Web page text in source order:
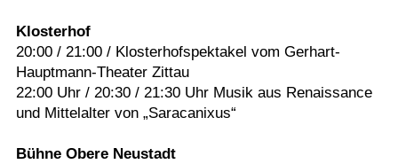
Klosterhof
20:00 / 21:00 / Klosterhofspektakel vom Gerhart-
Hauptmann-Theater Zittau
22:00 Uhr / 20:30 / 21:30 Uhr Musik aus Renaissance
und Mittelalter von „Saracanixus“
Bühne Obere Neustadt